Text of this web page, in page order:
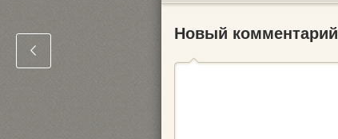
Новый комментарий